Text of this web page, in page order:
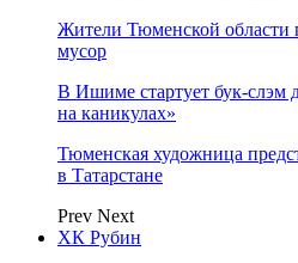
Жители Тюменской
мусор
В Ишиме стартует бук-слэм
на каникулах»
Тюменская художница
в Татарстане
Prev Next
ХК Рубин